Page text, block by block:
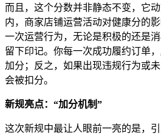
而且，这个分数并非静态不变，它
内，商家店铺运营活动对健康分的
一次运营行为，无论是积极的还是
留下印记。你每一次成功履约订单
加分；反之，如果出现违规行为或
会被扣分。
新规亮点：“加分机制”
这次新规中最让人眼前一亮的是，引